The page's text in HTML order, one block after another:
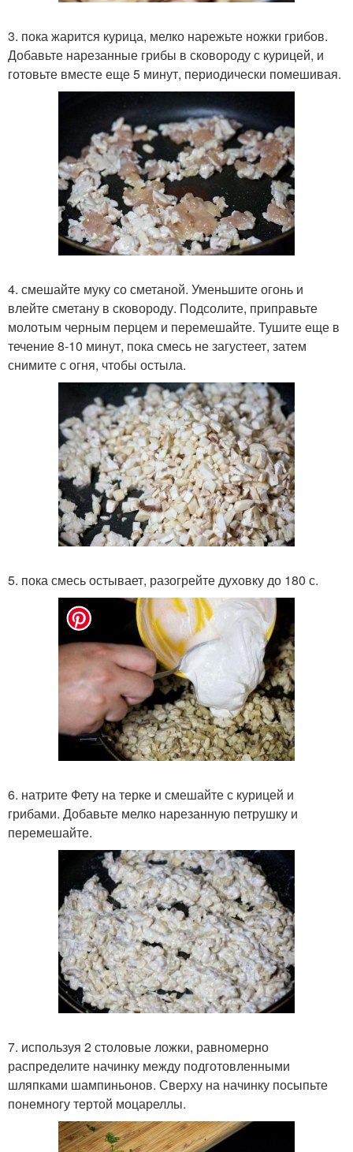
3. пока жарится курица, мелко нарежьте ножки грибов.
Добавьте нарезанные грибы в сковороду с курицей, и
готовьте вместе еще 5 минут, периодически помешивая.
4. смешайте муку со сметаной. Уменьшите огонь и
влейте сметану в сковороду. Подсолите, приправьте
молотым черным перцем и перемешайте. Тушите еще в
течение 8-10 минут, пока смесь не загустеет, затем
снимите с огня, чтобы остыла.
5. пока смесь остывает, разогрейте духовку до 180 с.
6. натрите Фету на терке и смешайте с курицей и
грибами. Добавьте мелко нарезанную петрушку и
перемешайте.
7. используя 2 столовые ложки, равномерно
распределите начинку между подготовленными
шляпками шампиньонов. Сверху на начинку посыпьте
понемногу тертой моцареллы.